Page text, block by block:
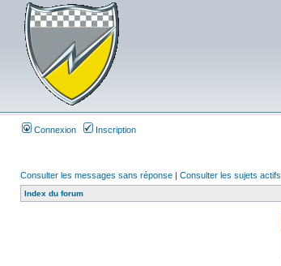
Connexion Inscription
Consulter les messages sans réponse | Consulter les sujets actifs
Index du forum